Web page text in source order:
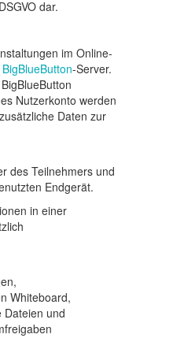
dar.
im Online-
BigBlueButton-Server.
Nutzerkonto werden
Daten zur
des Teilnehmers und
Endgerät.
in einer
Whiteboard,
Dateien und